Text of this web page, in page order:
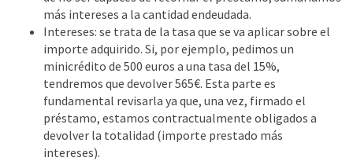
más intereses a la cantidad endeudada.
Intereses: se trata de la tasa que se va aplicar sobre el
importe adquirido. Si, por ejemplo, pedimos un
minicrédito de 500 euros a una tasa del 15%,
tendremos que devolver 565€. Esta parte es
fundamental revisarla ya que, una vez, firmado el
préstamo, estamos contractualmente obligados a
devolver la totalidad (importe prestado más
intereses).